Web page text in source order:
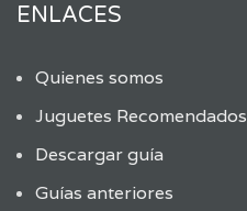
ENLACES
Quienes somos
Juguetes Recomendados
Descargar guía
Guías anteriores